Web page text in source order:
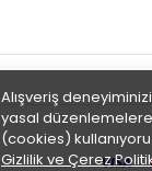
Alışveriş
yasal
(cookies)
Gizlilik ve Çerez